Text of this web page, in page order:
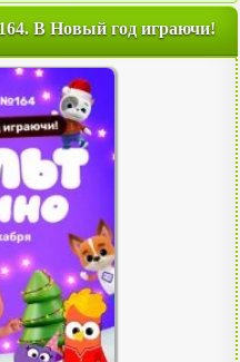
В Новый год играючи!